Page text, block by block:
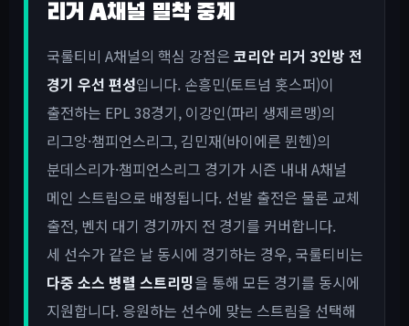
리거 A채널 밀착 중계
국룰티비 A채널의 핵심 강점은 코리안 리거 3인방 전
경기 우선 편성입니다. 손흥민(토트넘 홋스퍼)이
출전하는 EPL 38경기, 이강인(파리 생제르맹)의
리그앙·챔피언스리그, 김민재(바이에른 뮌헨)의
분데스리가·챔피언스리그 경기가 시즌 내내 A채널
메인 스트림으로 배정됩니다. 선발 출전은 물론 교체
출전, 벤치 대기 경기까지 전 경기를 커버합니다.
세 선수가 같은 날 동시에 경기하는 경우, 국룰티비는
다중 소스 병렬 스트리밍을 통해 모든 경기를 동시에
지원합니다. 응원하는 선수에 맞는 스트림을 선택해